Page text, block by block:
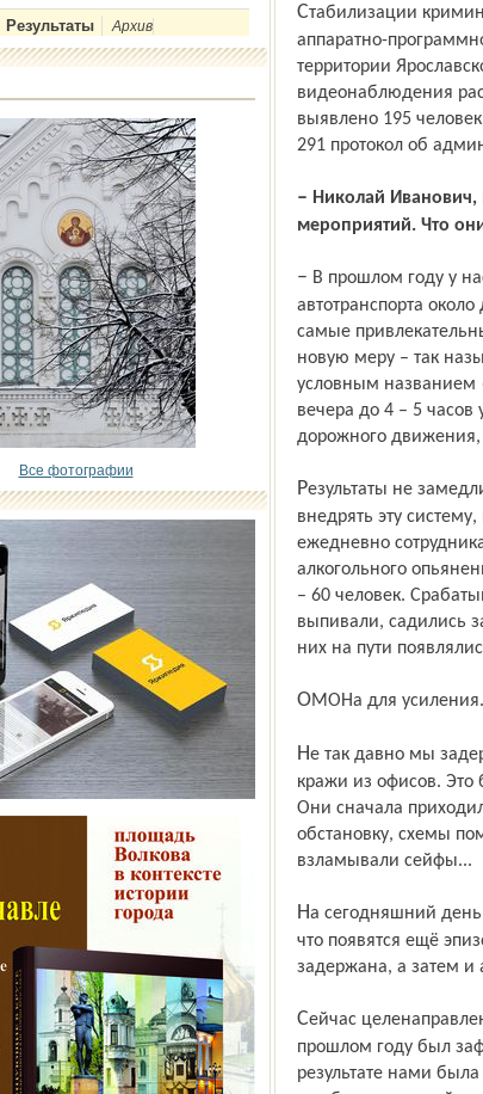
Архив
Все фотографии
Стабилизации криминогенной обстановки в области способствует внедрение
аппаратно-
территории
видеонаблюдения
выявлено 195
291 протокол об
– Николай Иванович, вы упомянули целый ряд оперативно-профилактических
мероприятий. Что
– В прошлом году у нас был активный рост преступности, связанный с кражами
автотранспорта
самые
новую меру – так
условным названием
вечера до 4 – 5 часов
дорожного движения,
Результаты не замедлили сказаться. В первое время, когда мы только начали
внедрять эту
ежедневно
алкогольного
– 60 человек.
выпивали, садились
них на пути
ОМОНа для
Не так давно мы задержали очень серьёзную группировку, которая осуществляла
кражи из офисов. Это
Они сначала
обстановку, схемы
взламывали сейфы...
На сегодняшний день двенадцать таких краж мы уже доказываем. Вполне возможно,
что появятся ещё
задержана, а затем и
Сейчас целенаправленно проводится работа в сфере семейно-бытовых отношений. В
прошлом году был
результате нами